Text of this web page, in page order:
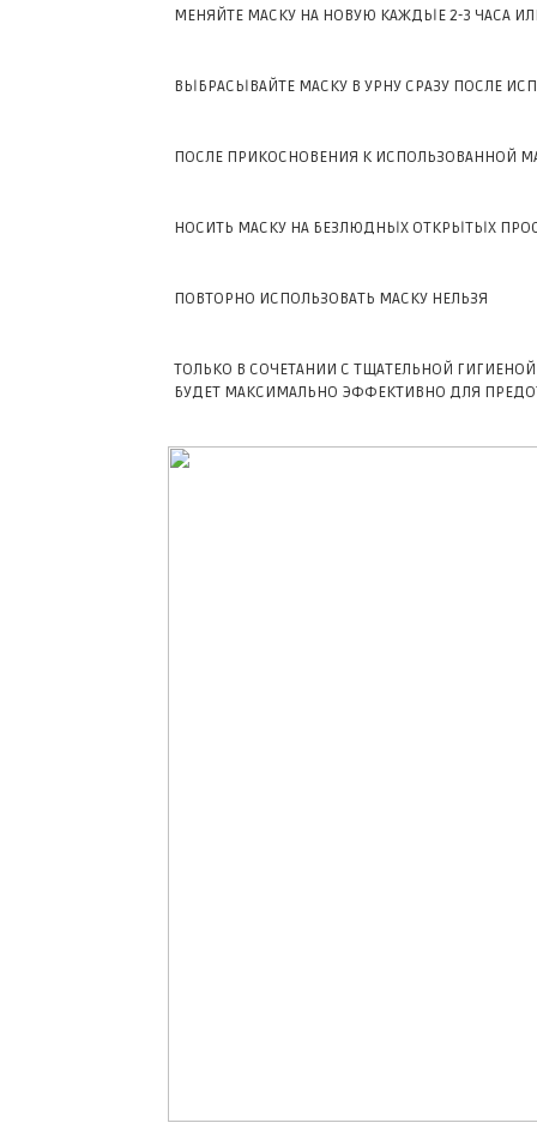
МЕНЯЙТЕ МАСКУ НА НОВУЮ КАЖДЫЕ 2-3 ЧАСА
ВЫБРАСЫВАЙТЕ МАСКУ В УРНУ СРАЗУ ПОСЛЕ
ПОСЛЕ ПРИКОСНОВЕНИЯ К ИСПОЛЬЗОВАННОЙ
НОСИТЬ МАСКУ НА БЕЗЛЮДНЫХ ОТКРЫТЫХ
ПОВТОРНО ИСПОЛЬЗОВАТЬ МАСКУ НЕЛЬЗЯ
ТОЛЬКО В СОЧЕТАНИИ С ТЩАТЕЛЬНОЙ
БУДЕТ МАКСИМАЛЬНО ЭФФЕКТИВНО ДЛЯ